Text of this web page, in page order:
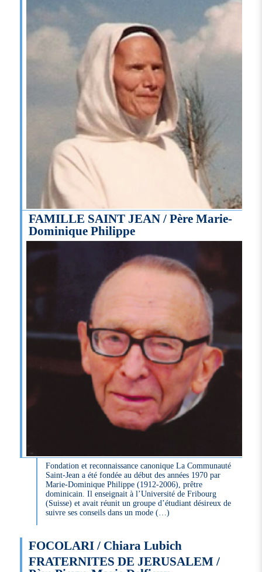
FAMILLE SAINT JEAN / Père Marie-
Dominique Philippe
Fondation et reconnaissance canonique La Communauté
Saint-Jean a été fondée au début des années 1970 par
Marie-Dominique Philippe (1912-2006), prêtre
dominicain. Il enseignait à l’Université de Fribourg
(Suisse) et avait réunit un groupe d’étudiant désireux de
suivre ses conseils dans un mode (…)
FOCOLARI / Chiara Lubich
FRATERNITES DE JERUSALEM /